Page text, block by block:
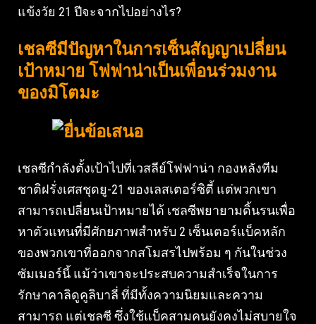
แข้งวัย 21 ปีจะจากไปอย่างไร?
เชลซีมีปัญหาในการเซ็นสัญญาเปลี่ยน
เป้าหมาย โฟฟาน่าเป็นเพื่อนร่วมงาน
ของมิโตมะ
เชลซีกำลังตั้งเป้าไปที่เวสลีย์โฟฟาน่า กองหลังทีม
ชาติฝรั่งเศสชุดยู-21 ของเลสเตอร์ซิตี้ แต่พวกเขา
สามารถเปลี่ยนเป้าหมายได้ เชลซีพยายามดิ้นรนเพื่อ
หาตัวแทนที่มีศักยภาพสำหรับ 2 เซ็นเตอร์แบ็คหลัก
ของพวกเขาที่ออกจากสโมสรไปพร้อม ๆ กันในช่วง
ซัมเมอร์นี้ แม้ว่าเขาจะประสบความสำเร็จในการ
รักษาคาลิดูคูลิบาลี่ ที่มีทั้งความนิยมและความ
สามารถ แต่เชลซี ซึ่งใช้แบ็คสามคนยังคงไม่สบายใจ